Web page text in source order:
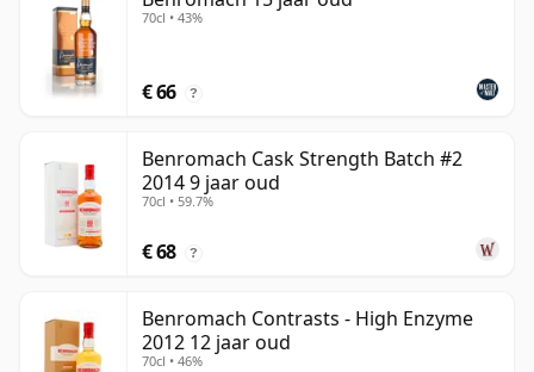
70cl • 43%
€ 66 ?
Benromach Cask Strength Batch #2
2014 9 jaar oud
70cl • 59.7%
€ 68 ?
Benromach Contrasts - High Enzyme
2012 12 jaar oud
70cl • 46%